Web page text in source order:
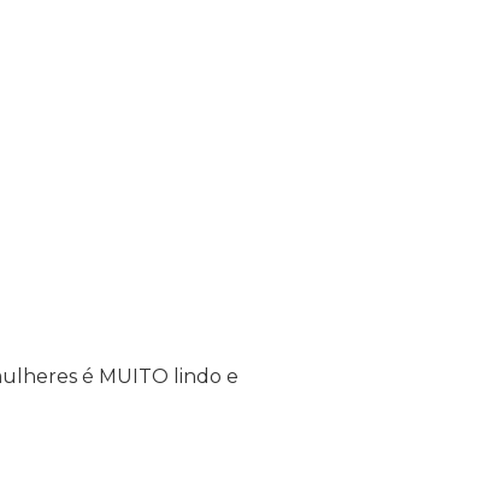
é MUITO lindo e